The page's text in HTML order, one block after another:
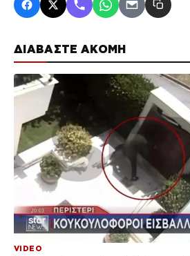
ΔΙΑΒΑΣΤΕ ΑΚΟΜΗ
VIDEO